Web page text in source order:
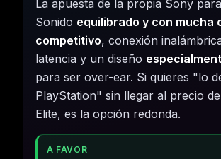
La apuesta de la propia Sony
Sonido equilibrado y con mucha
competitivo, conexión
latencia y un diseño
para ser over-ear. Si quieres "lo
PlayStation" sin llegar al precio
Elite, es la opción redonda.
A FAVOR